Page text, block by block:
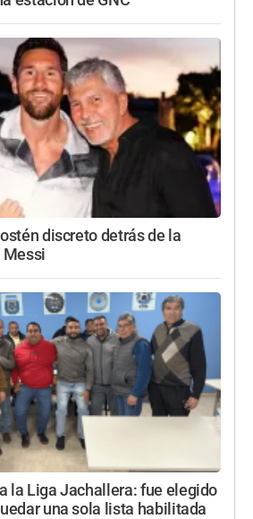
discreto detrás de la
Messi
la Liga Jachallera: fue elegido
una sola lista habilitada